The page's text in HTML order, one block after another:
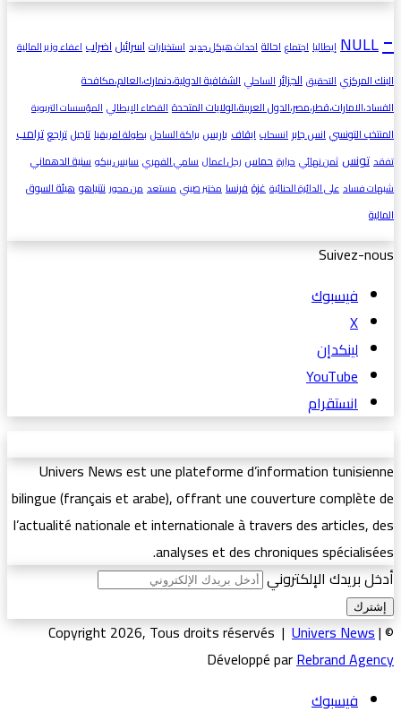
-
NULL إيطاليا اجتماع احالة احداث هيكل جديد استخبارات اسرائيلاضراب اعفاء وزير المالية
البنك المركزي التحقيق الجزائر الساحلي الشفافية الدولية،دنمارك،العالم،مكافحة
الفساد،الامارات،قطر،مصر،الدول العربية،الولايات المتحدة القضاء الإيطالي المؤسسات التربوية
المنتخب التونسيانس جابر انسحاب ايقاف باريس براكة الساحل بطولة افريقيا تاجيلتراجعترامب
تفقد تونس ثمن نهائي حرارة حماس رجل اعمال سامي الفهري سايس بيكو سنية الدهماني
شبهات فساد على الدائرة الحنائية غزةفرنسا مختبر صيني مستعد من محور نتنياهوهيئة السوق
المالية
Suivez-nous
فيسبوك
‫X
لينكدإن
‫YouTube
انستقرام
Univers News est une plateforme d’information tunisienne
bilingue (français et arabe), offrant une couverture complète de
l’actualité nationale et internationale à travers des articles, des
analyses et des chroniques spécialisées.
أدخل بريدك الإلكتروني
© Copyright 2026, Tous droits réservés |
Univers News|
Développé parRebrand Agency
فيسبوك